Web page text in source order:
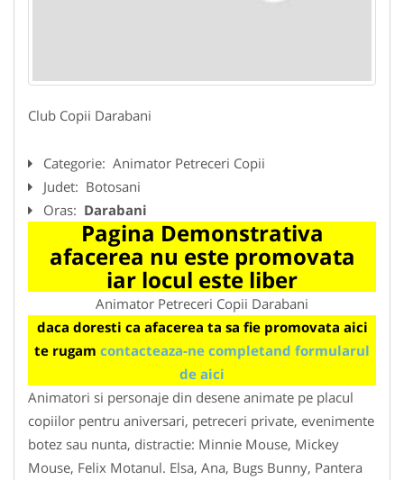
Club Copii Darabani
Categorie: Animator Petreceri Copii
Judet: Botosani
Oras: Darabani
Pagina Demonstrativa
afacerea nu este promovata
iar locul este liber
Animator Petreceri Copii Darabani
daca doresti ca afacerea ta sa fie promovata aici
te rugam contacteaza-ne completand formularul
de aici
Animatori si personaje din desene animate pe placul
copiilor pentru aniversari, petreceri private, evenimente
botez sau nunta, distractie: Minnie Mouse, Mickey
Mouse, Felix Motanul. Elsa, Ana, Bugs Bunny, Pantera